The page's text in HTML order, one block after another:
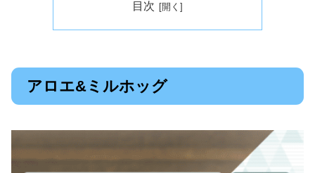
目次
アロエ&ミルホッグ